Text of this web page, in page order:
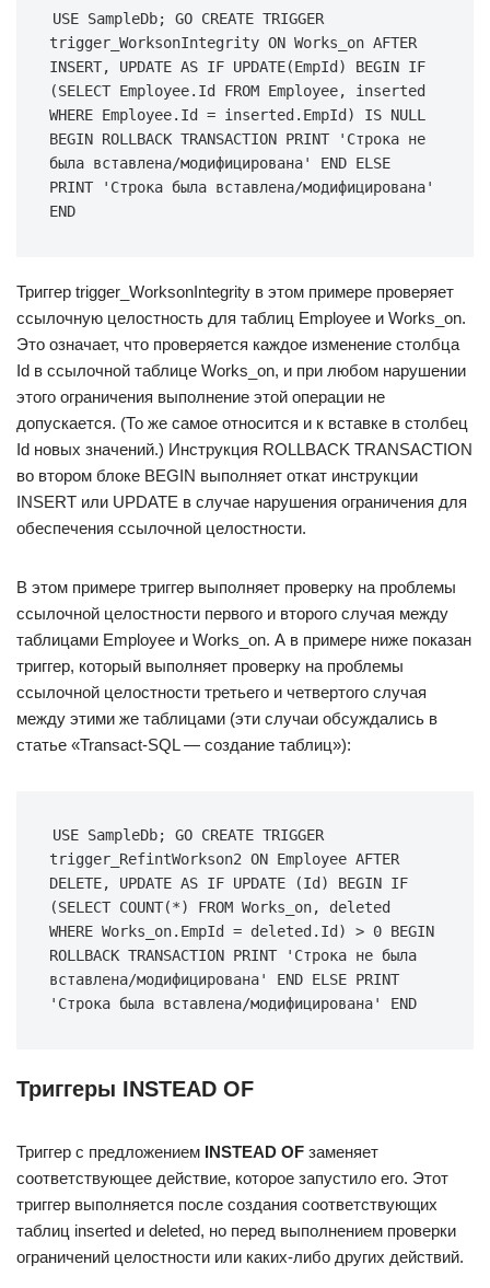
USE SampleDb; GO CREATE TRIGGER
trigger_WorksonIntegrity ON Works_on AFTER
INSERT, UPDATE AS IF UPDATE(EmpId) BEGIN IF
(SELECT Employee.Id FROM Employee, inserted
WHERE Employee.Id = inserted.EmpId) IS NULL
BEGIN ROLLBACK TRANSACTION PRINT 'Строка не
была вставлена/модифицирована' END ELSE
PRINT 'Строка была вставлена/модифицирована'
END
Триггер trigger_WorksonIntegrity в этом примере проверяет
ссылочную целостность для таблиц Employee и Works_on.
Это означает, что проверяется каждое изменение столбца
Id в ссылочной таблице Works_on, и при любом нарушении
этого ограничения выполнение этой операции не
допускается. (То же самое относится и к вставке в столбец
Id новых значений.) Инструкция ROLLBACK TRANSACTION
во втором блоке BEGIN выполняет откат инструкции
INSERT или UPDATE в случае нарушения ограничения для
обеспечения ссылочной целостности.
В этом примере триггер выполняет проверку на проблемы
ссылочной целостности первого и второго случая между
таблицами Employee и Works_on. А в примере ниже показан
триггер, который выполняет проверку на проблемы
ссылочной целостности третьего и четвертого случая
между этими же таблицами (эти случаи обсуждались в
статье «Transact-SQL — создание таблиц»):
USE SampleDb; GO CREATE TRIGGER
trigger_RefintWorkson2 ON Employee AFTER
DELETE, UPDATE AS IF UPDATE (Id) BEGIN IF
(SELECT COUNT(*) FROM Works_on, deleted
WHERE Works_on.EmpId = deleted.Id) > 0 BEGIN
ROLLBACK TRANSACTION PRINT 'Строка не была
вставлена/модифицирована' END ELSE PRINT
'Строка была вставлена/модифицирована' END
Триггеры INSTEAD OF
Триггер с предложением INSTEAD OF заменяет
соответствующее действие, которое запустило его. Этот
триггер выполняется после создания соответствующих
таблиц inserted и deleted, но перед выполнением проверки
ограничений целостности или каких-либо других действий.